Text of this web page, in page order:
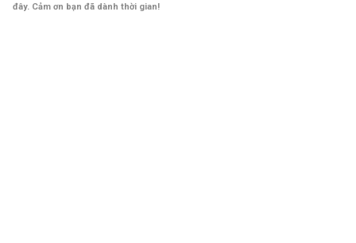
đây. Cảm ơn bạn đã dành thời gian!